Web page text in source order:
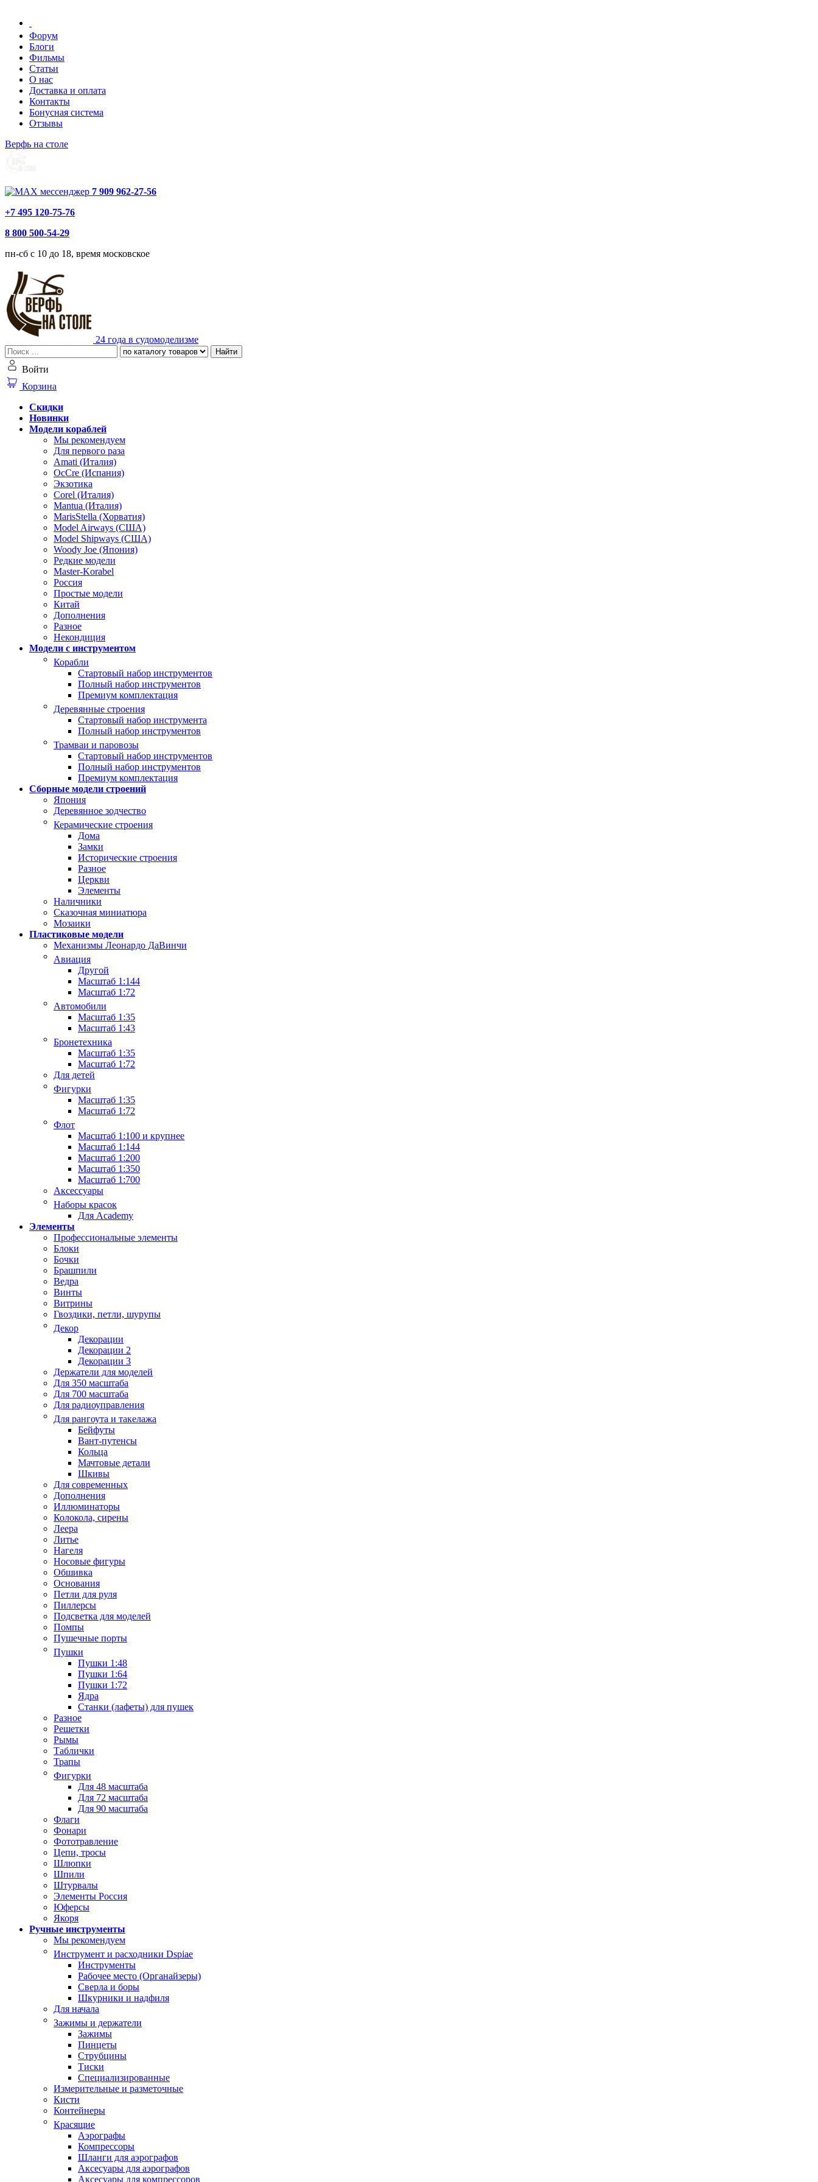
Форум
Блоги
Фильмы
Статьи
О нас
Доставка и оплата
Контакты
Бонусная система
Отзывы
Верфь на столе
7 909 962-27-56
+7 495 120-75-76
8 800 500-54-29
пн-сб с 10 до 18, время московское
24 года в судомоделизме
Найти
Войти
Корзина
Скидки
Новинки
Модели кораблей
Мы рекомендуем
Для первого раза
Amati (Италия)
OcCre (Испания)
Экзотика
Corel (Италия)
Mantua (Италия)
MarisStella (Хорватия)
Model Airways (США)
Model Shipways (США)
Woody Joe (Япония)
Редкие модели
Master-Korabel
Россия
Простые модели
Китай
Дополнения
Разное
Некондиция
Модели с инструментом
Корабли
Стартовый набор инструментов
Полный набор инструментов
Премиум комплектация
Деревянные строения
Стартовый набор инструмента
Полный набор инструментов
Трамваи и паровозы
Стартовый набор инструментов
Полный набор инструментов
Премиум комплектация
Сборные модели строений
Япония
Деревянное зодчество
Керамические строения
Дома
Замки
Исторические строения
Разное
Церкви
Элементы
Наличники
Сказочная миниатюра
Мозаики
Пластиковые модели
Механизмы Леонардо ДаВинчи
Авиация
Другой
Масштаб 1:144
Масштаб 1:72
Автомобили
Масштаб 1:35
Масштаб 1:43
Бронетехника
Масштаб 1:35
Масштаб 1:72
Для детей
Фигурки
Масштаб 1:35
Масштаб 1:72
Флот
Масштаб 1:100 и крупнее
Масштаб 1:144
Масштаб 1:200
Масштаб 1:350
Масштаб 1:700
Аксессуары
Наборы красок
Для Academy
Элементы
Профессиональные элементы
Блоки
Бочки
Брашпили
Ведра
Винты
Витрины
Гвоздики, петли, шурупы
Декор
Декорации
Декорации 2
Декорации 3
Держатели для моделей
Для 350 масштаба
Для 700 масштаба
Для радиоуправления
Для рангоута и такелажа
Бейфуты
Вант-путенсы
Кольца
Мачтовые детали
Шкивы
Для современных
Дополнения
Иллюминаторы
Колокола, сирены
Леера
Литье
Нагеля
Носовые фигуры
Обшивка
Основания
Петли для руля
Пиллерсы
Подсветка для моделей
Помпы
Пушечные порты
Пушки
Пушки 1:48
Пушки 1:64
Пушки 1:72
Ядра
Станки (лафеты) для пушек
Разное
Решетки
Рымы
Таблички
Трапы
Фигурки
Для 48 масштаба
Для 72 масштаба
Для 90 масштаба
Флаги
Фонари
Фототравление
Цепи, тросы
Шлюпки
Шпили
Штурвалы
Элементы Россия
Юферсы
Якоря
Ручные инструменты
Мы рекомендуем
Инструмент и расходники Dspiae
Инструменты
Рабочее место (Органайзеры)
Сверла и боры
Шкурники и надфиля
Для начала
Зажимы и держатели
Зажимы
Пинцеты
Струбцины
Тиски
Специализированные
Измерительные и разметочные
Кисти
Контейнеры
Красящие
Аэрографы
Компрессоры
Шланги для аэрографов
Аксесуары для аэрографов
Аксесуары для компрессоров